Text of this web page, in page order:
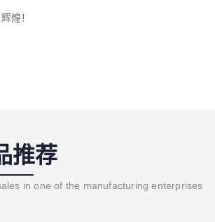
煌！
推荐
in one of the manufacturing enterprises